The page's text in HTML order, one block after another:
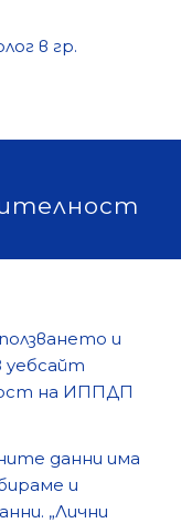
и
yeбcaйт
на ИППДП
данни има
и
„Лични